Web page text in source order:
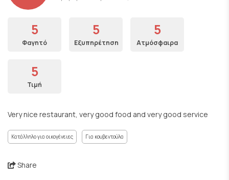
5
Φαγητό
5
Εξυπηρέτηση
5
Ατμόσφαιρα
5
Τιμή
Very nice restaurant, very good food and very good service
Κατάλληλο για οικογένειες Για κουβεντούλα
Share